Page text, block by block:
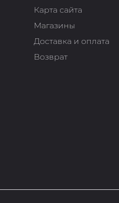
Карта сайта
Магазины
Доставка и оплата
Возврат